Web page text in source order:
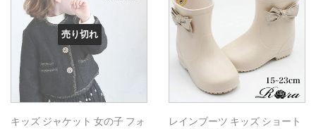
売り切れ
キッズ ジャケット 女の子 フォ
レインブーツ キッズ ショート